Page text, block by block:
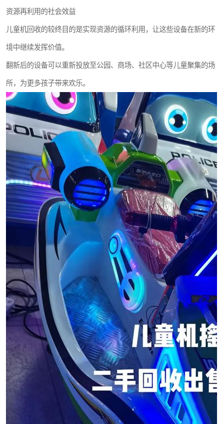
资源再利用的社会效益
儿童机回收的较终目的是实现资源的循环利用，让这些设备在新的环
境中继续发挥价值。
翻新后的设备可以重新投放至公园、商场、社区中心等儿童聚集的场
所，为更多孩子带来欢乐。